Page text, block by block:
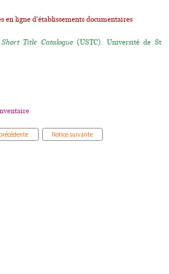
en ligne d'établissements documentaires
Title Catalogue(USTC). Université de St
Notice suivante